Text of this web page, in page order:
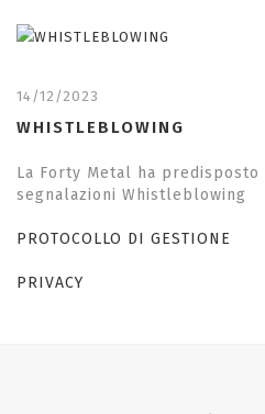
14/12/2023
WHISTLEBLOWING
La Forty Metal ha
segnalazioni Whistleblowing
PROTOCOLLO DI GESTIONE
PRIVACY